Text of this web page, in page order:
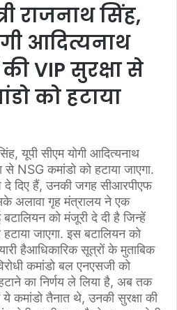
राजनाथ सिंह,
आदित्यनाथ
VIP सुरक्षा से
को हटाया
यूपी सीएम योगी आदित्यनाथ
NSG कमांडो को हटाया जाएगा.
दिए हैं, उनकी जगह सीआरपीएफ
अलावा गृह मंत्रालय ने एक
बटालियन को मंजूरी दे दी है जिन्हें
जाएगा. इस बटालियन को
हैआधिकारिक सूत्रों के मुताबिक
कमांडो बल एनएसजी को
का निर्णय ले लिया है, अब तक
कमांडो तैनात थे, उनकी सुरक्षा की